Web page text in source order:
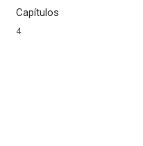
Capítulos
4